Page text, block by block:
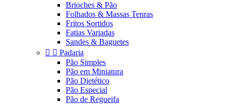
Brioches & Pão
Folhados & Massas Tenras
Fritos Sortidos
Fatias Variadas
Sandes & Baguetes
  Padaria
Pão Simples
Pão em Miniatura
Pão Dietético
Pão Especial
Pão de Regueifa